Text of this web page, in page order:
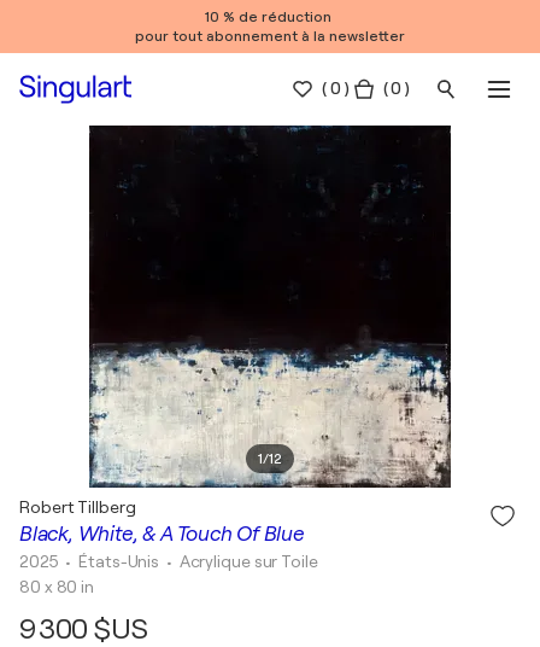
10 % de réduction
pour tout abonnement à la newsletter
(0 ) ( 0 )
1/12
Black, White, & A Touch Of Blue
Robert Tillberg
2025 • États-Unis • Acrylique sur Toile
80 x 80 in
9 300 $US